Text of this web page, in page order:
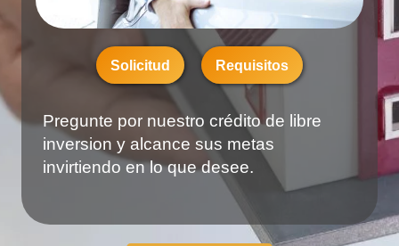
Solicitud Requisitos
Pregunte por nuestro crédito de libre
inversion y alcance sus metas
invirtiendo en lo que desee.